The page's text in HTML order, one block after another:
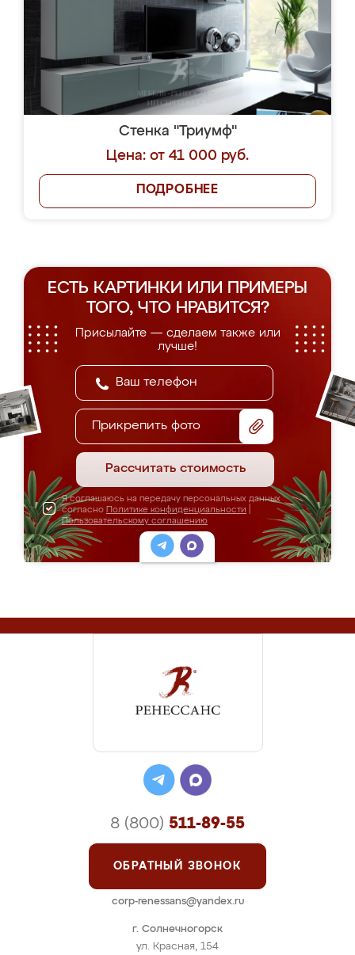
Стенка "Триумф"
Цена: от 41 000 руб.
ПОДРОБНЕЕ
ЕСТЬ КАРТИНКИ ИЛИ ПРИМЕРЫ
ТОГО, ЧТО НРАВИТСЯ?
Присылайте — сделаем также или
лучше!
Прикрепить фото
Рассчитать стоимость
Я соглашаюсь на передачу персональных данных
согласно Политике конфиденциальности
Пользовательскому соглашению
г. Солнечногорск
ул. Красная, 154
8 (800) 511-89-55
ОБРАТНЫЙ ЗВОНОК
corp-renessans@yandex.ru